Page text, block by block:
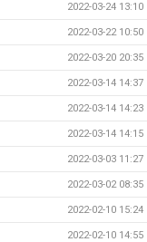
2022-03-24 13:10
2022-03-22 10:50
2022-03-20 20:35
2022-03-14 14:37
2022-03-14 14:23
2022-03-14 14:15
2022-03-03 11:27
2022-03-02 08:35
2022-02-10 15:24
2022-02-10 14:55